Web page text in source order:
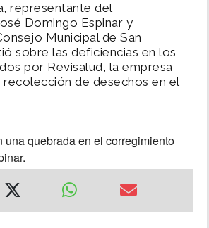
representante del
Domingo Espinar y
Municipal de San
sobre las deficiencias en los
por Revisalud, la empresa
recolección de desechos en el